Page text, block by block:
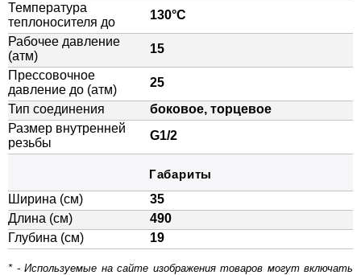
Температура
теплоносителя до
130°C
Рабочее давление
(атм)
15
Прессовочное
давление до (атм)
25
Тип соединения
боковое, торцевое
Размер внутренней
резьбы
G1/2
Габариты
Ширина (см)
35
Длина (см)
490
Глубина (см)
19
* - Используемые на сайте изображения товаров могут включать